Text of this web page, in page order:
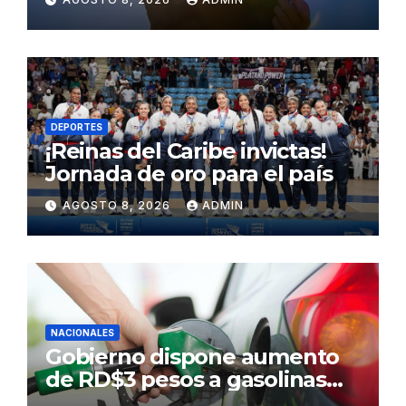
Sahara para este sábado
DEPORTES
¡Reinas del Caribe invictas!
Jornada de oro para el país
AGOSTO 8, 2026 ADMIN
NACIONALES
Gobierno dispone aumento
de RD$3 pesos a gasolinas